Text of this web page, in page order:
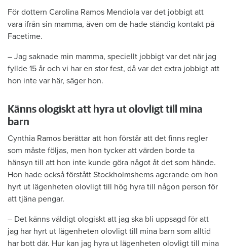
För dottern Carolina Ramos Mendiola var det jobbigt att
vara ifrån sin mamma, även om de hade ständig kontakt på
Facetime.
– Jag saknade min mamma, speciellt jobbigt var det när jag
fyllde 15 år och vi har en stor fest, då var det extra jobbigt att
hon inte var här, säger hon.
Känns ologiskt att hyra ut olovligt till mina
barn
Cynthia Ramos berättar att hon förstår att det finns regler
som måste följas, men hon tycker att värden borde ta
hänsyn till att hon inte kunde göra något åt det som hände.
Hon hade också förstått Stockholmshems agerande om hon
hyrt ut lägenheten olovligt till hög hyra till någon person för
att tjäna pengar.
– Det känns väldigt ologiskt att jag ska bli uppsagd för att
jag har hyrt ut lägenheten olovligt till mina barn som alltid
har bott där. Hur kan jag hyra ut lägenheten olovligt till mina